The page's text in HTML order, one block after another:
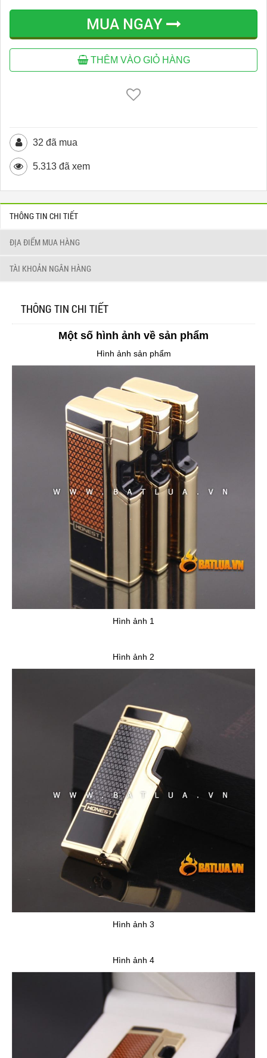
MUA NGAY
THÊM VÀO GIỎ HÀNG
32 đã mua
5.313 đã xem
THÔNG TIN CHI TIẾT
ĐỊA ĐIỂM MUA HÀNG
TÀI KHOẢN NGÂN HÀNG
THÔNG TIN CHI TIẾT
Một số hình ảnh về sản phẩm
Hình ảnh sản phẩm
Hình ảnh 1
Hình ảnh 2
Hình ảnh 3
Hình ảnh 4